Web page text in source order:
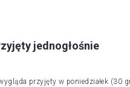
jednogłośnie
przyjęty w poniedziałek (30